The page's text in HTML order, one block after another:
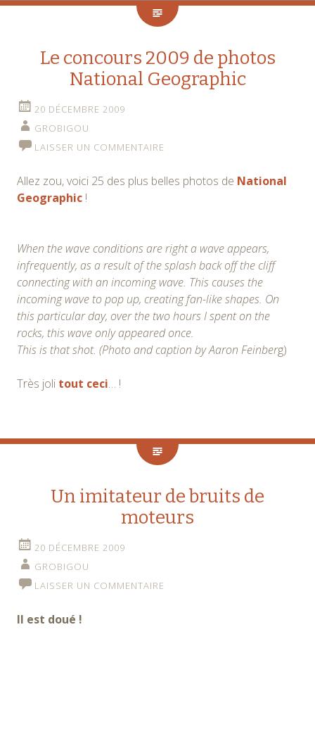
Le concours 2009 de photos
National Geographic
20 DÉCEMBRE 2009
GROBIGOU
LAISSER UN COMMENTAIRE
Allez zou, voici 25 des plus belles photos de National
Geographic !
When the wave conditions are right a wave appears,
infrequently, as a result of the splash back off the cliff
connecting with an incoming wave. This causes the
incoming wave to pop up, creating fan-like shapes. On
this particular day, over the two hours I spent on the
rocks, this wave only appeared once.
This is that shot. (Photo and caption by Aaron Feinberg)
Très joli tout ceci… !
Un imitateur de bruits de
moteurs
20 DÉCEMBRE 2009
GROBIGOU
LAISSER UN COMMENTAIRE
Il est doué !